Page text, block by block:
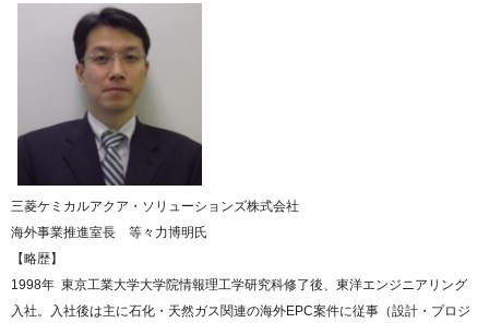
三菱ケミカルアクア・ソリューションズ株式会社
海外事業推進室長 等々力博明氏
【略歴】
1998年 東京工業大学大学院情報理工学研究科修了後、東洋エンジニアリング
入社。入社後は主に石化・天然ガス関連の海外EPC案件に従事（設計・プロジ